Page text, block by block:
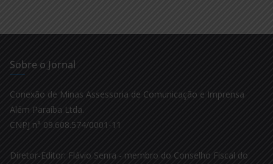
Sobre o Jornal
Conexão de Minas Assessoria de Comunicação e Imprensa
Além Paraíba Ltda.
CNPJ n° 09.608.574/0001-11
Diretor-Editor: Flávio Senra - membro do Conselho Fiscal do